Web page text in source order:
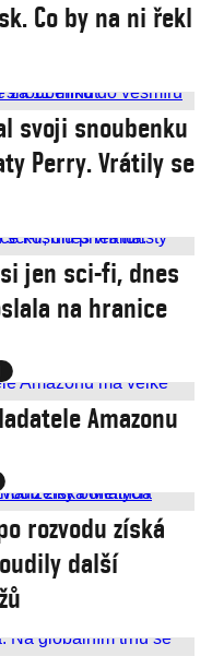
Co by na ni řekl
svoji snoubenku
Perry. Vrátily se
jen sci-fi, dnes
na hranice
Amazonu
rozvodu získá
další